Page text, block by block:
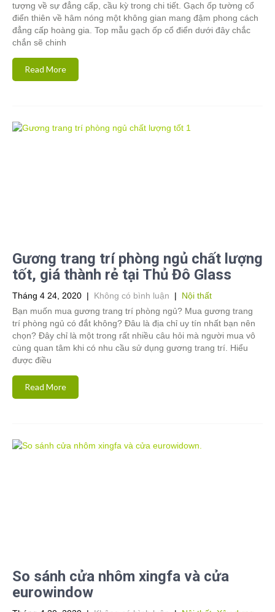
tượng về sự đẳng cấp, cầu kỳ trong chi tiết. Gạch ốp tường cổ
điển thiên về hâm nóng một không gian mang đậm phong cách
đẳng cấp hoàng gia. Top mẫu gạch ốp cổ điển dưới đây chắc
chắn sẽ chinh
Read More
Gương trang trí phòng ngủ chất lượng
tốt, giá thành rẻ tại Thủ Đô Glass
Tháng 4 24, 2020 | Không có bình luận | Nội thất
Bạn muốn mua gương trang trí phòng ngủ? Mua gương trang
trí phòng ngủ có đắt không? Đâu là địa chỉ uy tín nhất bạn nên
chọn? Đây chỉ là một trong rất nhiều câu hỏi mà người mua vô
cùng quan tâm khi có nhu cầu sử dụng gương trang trí. Hiểu
được điều
Read More
So sánh cửa nhôm xingfa và cửa
eurowindow